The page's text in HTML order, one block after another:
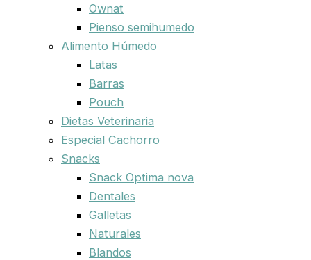
Ownat
Pienso semihumedo
Alimento Húmedo
Latas
Barras
Pouch
Dietas Veterinaria
Especial Cachorro
Snacks
Snack Optima nova
Dentales
Galletas
Naturales
Blandos